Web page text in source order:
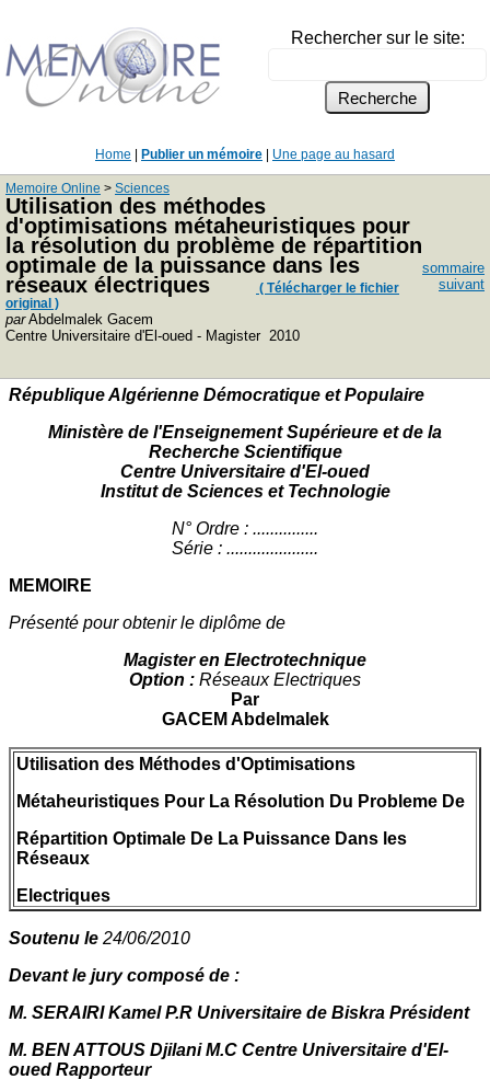
Rechercher sur le site:
Home Publier un mémoire Une page au hasard
Memoire Online > Sciences
Utilisation des méthodes
d'optimisations métaheuristiques pour
la résolution du problème de répartition
optimale de la puissance dans les
réseaux électriques
( Télécharger le fichier
original )
parAbdelmalek Gacem
Centre Universitaire d'El-oued - Magister 2010
sommaire
suivant
République Algérienne Démocratique et Populaire
Ministère de l'Enseignement Supérieure et de la
Recherche Scientifique
Centre Universitaire d'El-oued
Institut de Sciences et Technologie
N° Ordre : ...............
Série : .....................
MEMOIRE
Présenté pour obtenir le diplôme de
Magister en Electrotechnique
Option : Réseaux Electriques
Par
GACEM Abdelmalek
Utilisation des Méthodes d'Optimisations
Métaheuristiques Pour La Résolution Du Probleme De
Répartition Optimale De La Puissance Dans les
Réseaux
Electriques
Soutenu le 24/06/2010
Devant le jury composé de :
M. SERAIRI Kamel P.R Universitaire de Biskra Président
M. BEN ATTOUS Djilani M.C Centre Universitaire d'El-
oued Rapporteur